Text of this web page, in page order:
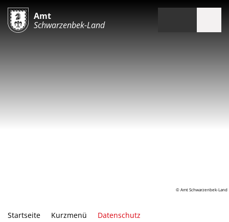
Amt
Schwarzenbek-Land
© Amt Schwarzenbek-Land
Startseite Kurzmenü Datenschutz